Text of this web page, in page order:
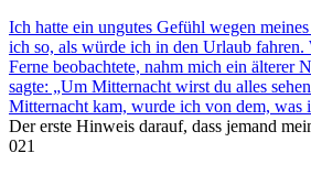
Ich hatte ein ungutes Gefühl wegen
ich so, als würde ich in den Urlaub fahren.
Ferne beobachtete, nahm mich ein älterer
sagte: „Um Mitternacht wirst du alles
Mitternacht kam, wurde ich von dem,
Der erste Hinweis darauf, dass jemand
021